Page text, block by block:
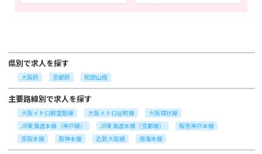
県別で求人を探す
大阪府 京都府 和歌山県
主要路線別で求人を探す
大阪メトロ御堂筋線 大阪メトロ谷町線
大阪環状線
JR東海道本線（神戸線）
JR東海道本線（京都線）
阪急神戸本線
京阪本線
阪神本線 近鉄大阪線 南海本線